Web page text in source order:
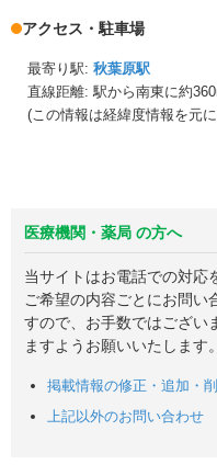
アクセス・駐車場
最寄り駅: 秋葉原駅
直線距離: 駅から南東に約
(この情報は経緯度情報を元
医療機関・薬局 の方へ
当サイトはお電話での対応
ご希望の内容ごとにお問い
すので、お手数ではござい
ますようお願いいたします。
掲載情報の修正・追加・
上記以外のお問い合わせ